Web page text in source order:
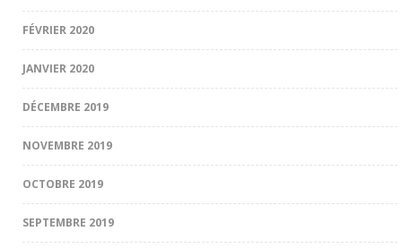
FÉVRIER 2020
JANVIER 2020
DÉCEMBRE 2019
NOVEMBRE 2019
OCTOBRE 2019
SEPTEMBRE 2019